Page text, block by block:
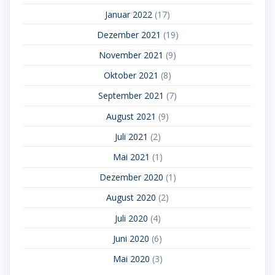
Januar 2022 (17)
Dezember 2021 (19)
November 2021 (9)
Oktober 2021 (8)
September 2021 (7)
August 2021 (9)
Juli 2021 (2)
Mai 2021 (1)
Dezember 2020 (1)
August 2020 (2)
Juli 2020 (4)
Juni 2020 (6)
Mai 2020 (3)